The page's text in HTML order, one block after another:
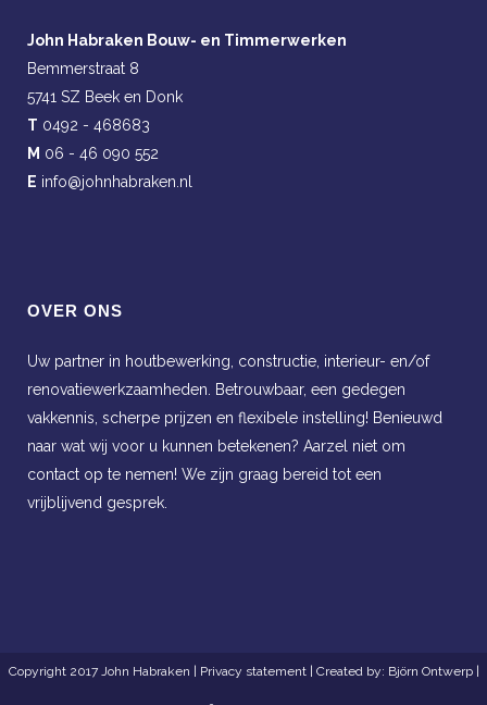
John Habraken Bouw- en Timmerwerken
Bemmerstraat 8
5741 SZ Beek en Donk
T 0492 - 468683
M 06 - 46 090 552
E info@johnhabraken.nl
OVER ONS
Uw partner in houtbewerking, constructie, interieur- en/of
renovatiewerkzaamheden. Betrouwbaar, een gedegen
vakkennis, scherpe prijzen en flexibele instelling! Benieuwd
naar wat wij voor u kunnen betekenen? Aarzel niet om
contact op te nemen! We zijn graag bereid tot een
vrijblijvend gesprek.
Copyright 2017 John Habraken | Privacy statement| Created by: Björn Ontwerp|